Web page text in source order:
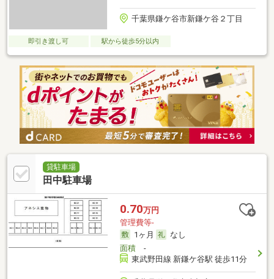
千葉県鎌ケ谷市新鎌ケ谷２丁目
即引き渡し可 駅から徒歩5分以内
貸駐車場
田中駐車場
0.70万円
管理費等-
1ヶ月
なし
面積-
東武野田線 新鎌ケ谷駅 徒歩11分